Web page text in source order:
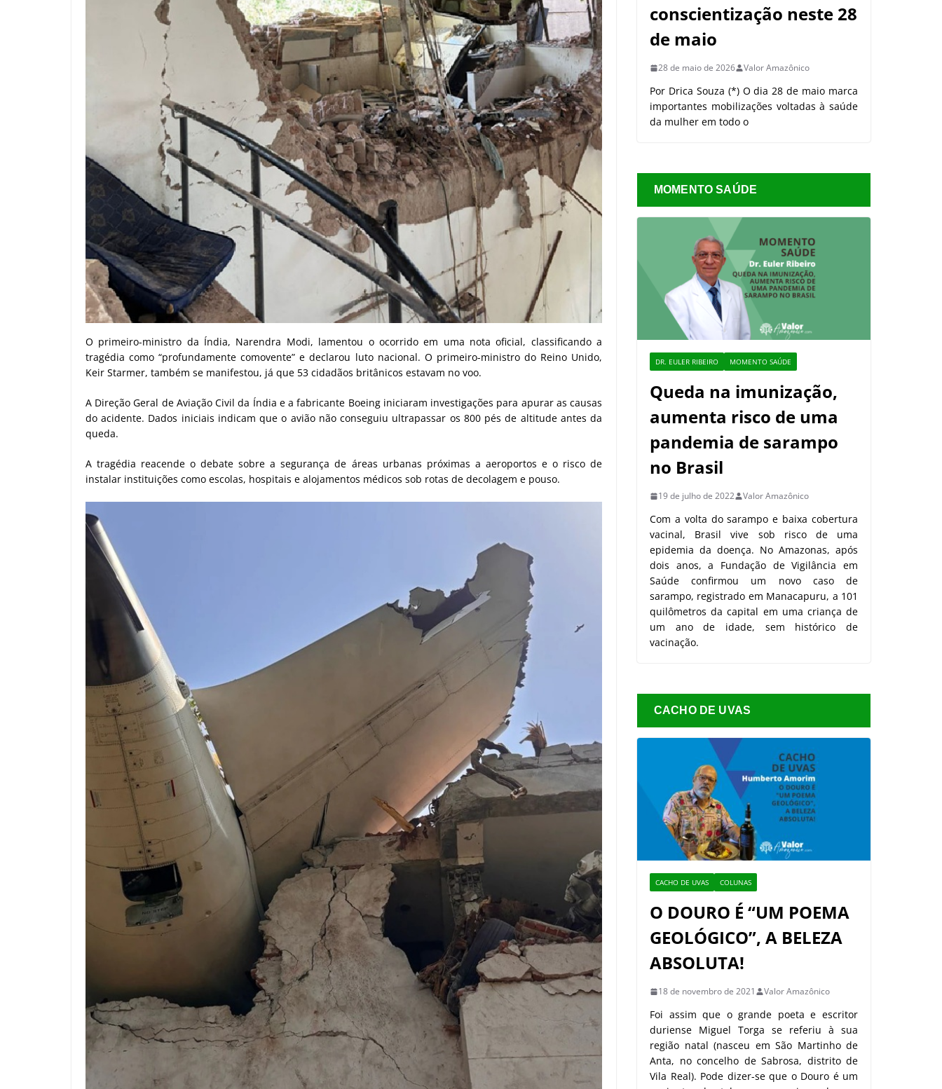
O primeiro-ministro da Índia, Narendra Modi, lamentou o ocorrido em uma nota oficial, classificando a
tragédia como “profundamente comovente” e declarou luto nacional. O primeiro-ministro do Reino Unido,
Keir Starmer, também se manifestou, já que 53 cidadãos britânicos estavam no voo.
A Direção Geral de Aviação Civil da Índia e a fabricante Boeing iniciaram investigações para apurar as causas
do acidente. Dados iniciais indicam que o avião não conseguiu ultrapassar os 800 pés de altitude antes da
queda.
A tragédia reacende o debate sobre a segurança de áreas urbanas próximas a aeroportos e o risco de
instalar instituições como escolas, hospitais e alojamentos médicos sob rotas de decolagem e pouso.
conscientização neste 28
de maio
28 de maio de 2026 Valor Amazônico
Por Drica Souza (*) O dia 28 de maio marca
importantes mobilizações voltadas à saúde
da mulher em todo o
MOMENTO SAÚDE
DR. EULER RIBEIRO MOMENTO SAÚDE
Queda na imunização,
aumenta risco de uma
pandemia de sarampo
no Brasil
19 de julho de 2022 Valor Amazônico
Com a volta do sarampo e baixa cobertura
vacinal, Brasil vive sob risco de uma
epidemia da doença. No Amazonas, após
dois anos, a Fundação de Vigilância em
Saúde confirmou um novo caso de
sarampo, registrado em Manacapuru, a 101
quilômetros da capital em uma criança de
um ano de idade, sem histórico de
vacinação.
CACHO DE UVAS
CACHO DE UVAS COLUNAS
O DOURO É “UM POEMA
GEOLÓGICO”, A BELEZA
ABSOLUTA!
18 de novembro de 2021 Valor Amazônico
Foi assim que o grande poeta e escritor
duriense Miguel Torga se referiu à sua
região natal (nasceu em São Martinho de
Anta, no concelho de Sabrosa, distrito de
Vila Real). Pode dizer-se que o Douro é um